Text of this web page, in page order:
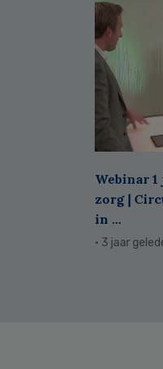
Webinar
zorg |
in ...
· 3 jaar